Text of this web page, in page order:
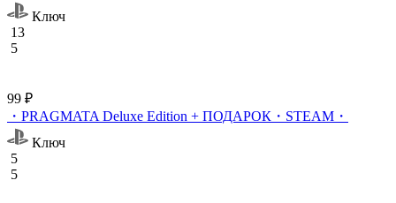
Ключ
13
5
99 ₽
・PRAGMATA Deluxe Edition + ПОДАРОК・STEAM・
Ключ
5
5